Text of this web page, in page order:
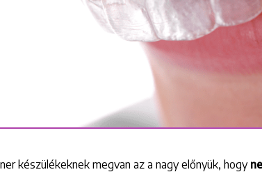
készülékeknek megvan az a nagy előnyük, hogy